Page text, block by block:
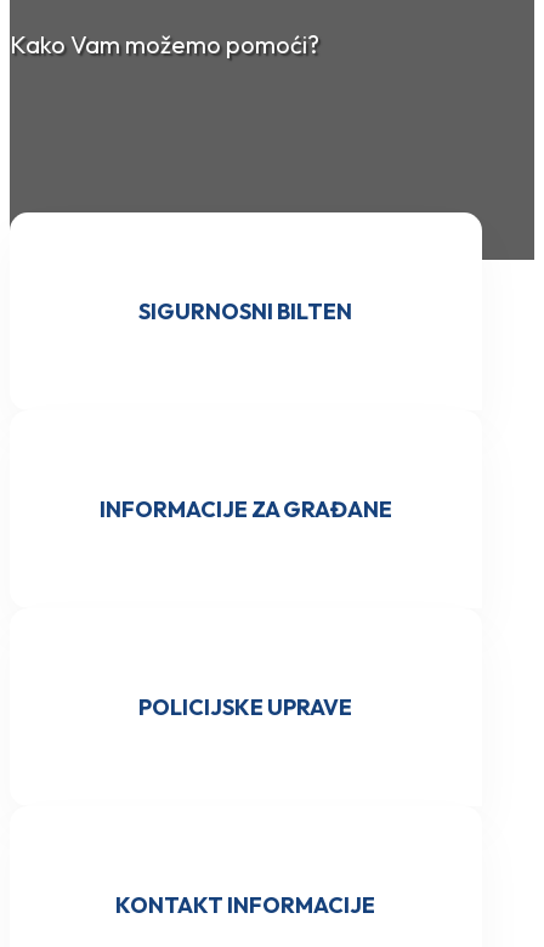
Kako Vam možemo pomoći?
SIGURNOSNI BILTEN
INFORMACIJE ZA GRAĐANE
POLICIJSKE UPRAVE
KONTAKT INFORMACIJE